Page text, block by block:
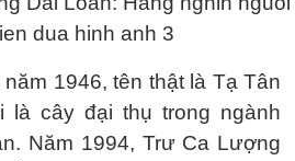
1946, tên thật là Tạ Tân
là cây đại thụ trong ngành
Năm 1994, Trư Ca Lượng